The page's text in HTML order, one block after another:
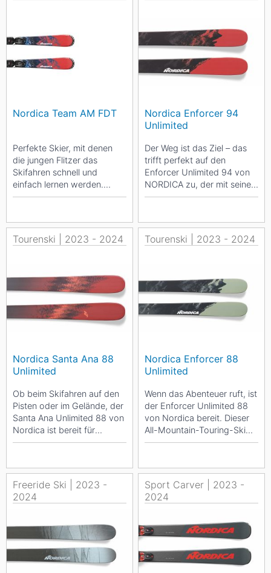
Nordica Team AM FDT
Perfekte Skier, mit denen
die jungen Flitzer das
Skifahren schnell und
einfach lernen werden.
Weich im Flex und super
sie...
Nordica Enforcer 94
Unlimited
Der Weg ist das Ziel – das
trifft perfekt auf den
Enforcer Unlimited 94 von
NORDICA zu, der mit seiner
vielseitigen Performance
Tourenski | 2023 - 2024
Nordica Santa Ana 88
Unlimited
Ob beim Skifahren auf den
Pisten oder im Gelände, der
Santa Ana Unlimited 88 von
Nordica ist bereit für
jegliche Abenteuer. Für
Tourenski | 2023 - 2024
Nordica Enforcer 88
Unlimited
Wenn das Abenteuer ruft, ist
der Enforcer Unlimited 88
von Nordica bereit. Dieser
All-Mountain-Touring-Ski
beeindruckt mit seiner
Freeride Ski | 2023 -
2024
Sport Carver | 2023 -
2024